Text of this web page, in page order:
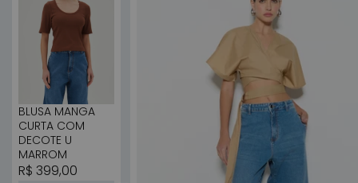
BLUSA MANGA
CURTA COM
DECOTE U
MARROM
Preço normal
R$ 399,00